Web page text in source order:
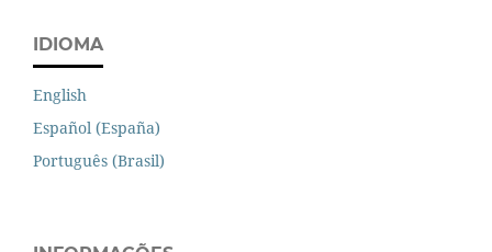
IDIOMA
English
Español (España)
Português (Brasil)